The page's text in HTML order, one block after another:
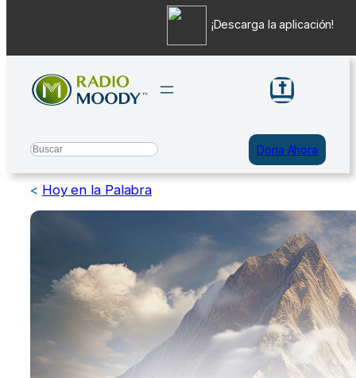
contenido
Search Dona Ahora
< Hoy en la Palabra
¡Descarga la aplicación!